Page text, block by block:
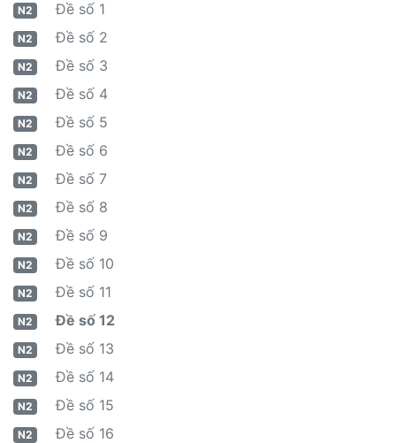
N2 Đề số 1
N2 Đề số 2
N2 Đề số 3
N2 Đề số 4
N2 Đề số 5
N2 Đề số 6
N2 Đề số 7
N2 Đề số 8
N2 Đề số 9
N2 Đề số 10
N2 Đề số 11
N2 Đề số 12
N2 Đề số 13
N2 Đề số 14
N2 Đề số 15
N2 Đề số 16